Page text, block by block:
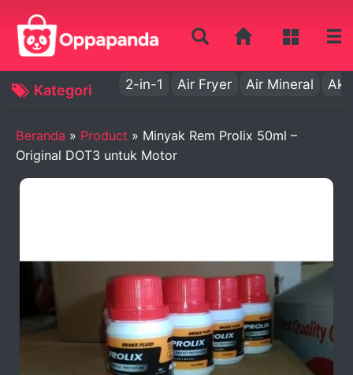
Kategori 2-in-1 Air Fryer Air Mineral Aki
Beranda » Product » Minyak Rem Prolix 50ml –
Original DOT3 untuk Motor